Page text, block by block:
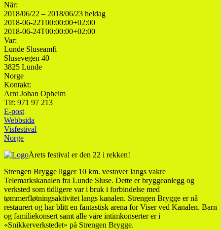
När:
2018/06/22 – 2018/06/23 heldag
2018-06-22T00:00:00+02:00
2018-06-24T00:00:00+02:00
Var:
Lunde Sluseamfi
Slusevegen 40
3825 Lunde
Norge
Kontakt:
Arnt Johan Opheim
Tlf: 971 97 213
E-post
Webbsida
Visfestival
Norge
Årets festival er den 22 i rekken!
Strengen Brygge ligger 10 km. vestover langs vakre
Telemarkskanalen fra Lunde Sluse. Dette er bryggeanlegg og
verksted som tidligere var i bruk i forbindelse med
tømmerfløtningsaktivitet langs kanalen. Strengen Brygge er nå
restaurert og har blitt en fantastisk arena for Viser ved Kanalen. Barn
og familiekonsert samt alle våre intimkonserter er i
«Snikkerverkstedet» på Strengen Brygge.